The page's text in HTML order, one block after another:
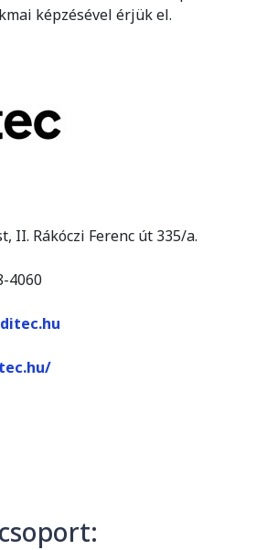
képzésével érjük el.
II. Rákóczi Ferenc út 335/a.
4060